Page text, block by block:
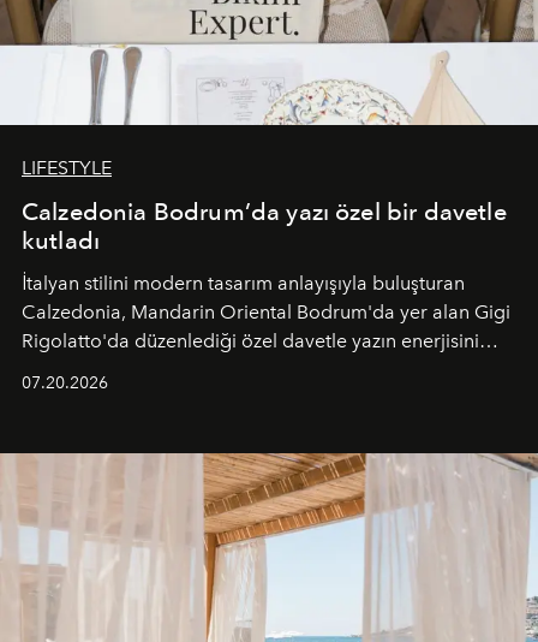
LIFESTYLE
Calzedonia Bodrum’da yazı özel bir davetle
kutladı
İtalyan stilini modern tasarım anlayışıyla buluşturan
Calzedonia, Mandarin Oriental Bodrum'da yer alan Gigi
Rigolatto'da düzenlediği özel davetle yazın enerjisini
07.20.2026